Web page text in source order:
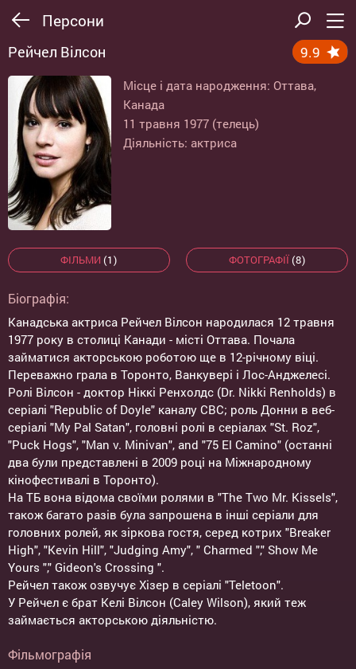
Персони
Рейчел Вілсон 9.9
Місце і дата народження: Оттава,
Канада
11 травня 1977 (телець)
Діяльність: актриса
ФІЛЬМИ (1) ФОТОГРАФІЇ(8)
Біографія:
Канадська актриса Рейчел Вілсон народилася 12 травня
1977 року в столиці Канади - місті Оттава. Почала
займатися акторською роботою ще в 12-річному віці.
Переважно грала в Торонто, Ванкувері і Лос-Анджелесі.
Ролі Вілсон - доктор Ніккі Ренхолдс (Dr. Nikki Renholds) в
серіалі "Republic of Doyle" каналу СВС; роль Донни в веб-
серіалі "My Pal Satan", головні ролі в серіалах "St. Roz",
"Puck Hogs", "Man v. Minivan", and "75 El Camino" (останні
два були представлені в 2009 році на Міжнародному
кінофестивалі в Торонто).
На ТБ вона відома своїми ролями в "The Two Mr. Kissels",
також багато разів була запрошена в інші серіали для
головних ролей, як зіркова гостя, серед котрих "Breaker
High", "Kevin Hill", "Judging Amy", " Charmed "," Show Me
Yours "," Gideon's Crossing ".
Рейчел також озвучує Хізер в серіалі "Teletoon".
У Рейчел є брат Келі Вілсон (Caley Wilson), який теж
займається акторською діяльністю.
Фільмографія